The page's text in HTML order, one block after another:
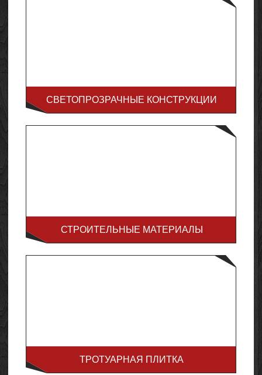
СВЕТОПРОЗРАЧНЫЕ КОНСТРУКЦИИ
СТРОИТЕЛЬНЫЕ МАТЕРИАЛЫ
ТРОТУАРНАЯ ПЛИТКА